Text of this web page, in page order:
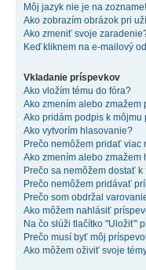
Môj jazyk nie je na zozname!
Ako zobrazím obrázok pri
Ako zmeniť svoje
Keď kliknem na e-mailový
Vkladanie príspevkov
Ako vložím tému do fóra?
Ako zmením alebo zmažem
Ako pridám podpis k môjmu
Ako vytvorím hlasovanie?
Prečo nemôžem pridať viac
Ako zmením alebo zmažem
Prečo sa nemôžem dostať k
Prečo nemôžem pridávať
Prečo som obdržal
Ako môžem nahlásiť
Na čo slúži tlačítko "Uložiť"
Prečo musí byť môj
Ako môžem oživiť svoje